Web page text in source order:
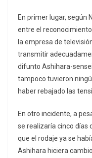
En primer lugar, según
entre el
la empresa de
transmitir
difunto Ashihara-
tampoco tuvieron
haber rebajado las
En otro incidente, a
se realizaría cinco días
que el rodaje ya se
Ashihara hiciera